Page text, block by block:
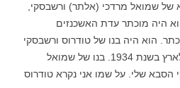
שמואל מרדכי (אלתר) ורשבסקי,
היה מוכתר עדת האשכנזים
הוא היה בנו של טודרוס ורשבסקי
שהיה מתלמידי הגר"א ועלה לארץ בשנת 1934. בנו של שמואל
הסבא שלי. על שמו אני נקרא טודרוס